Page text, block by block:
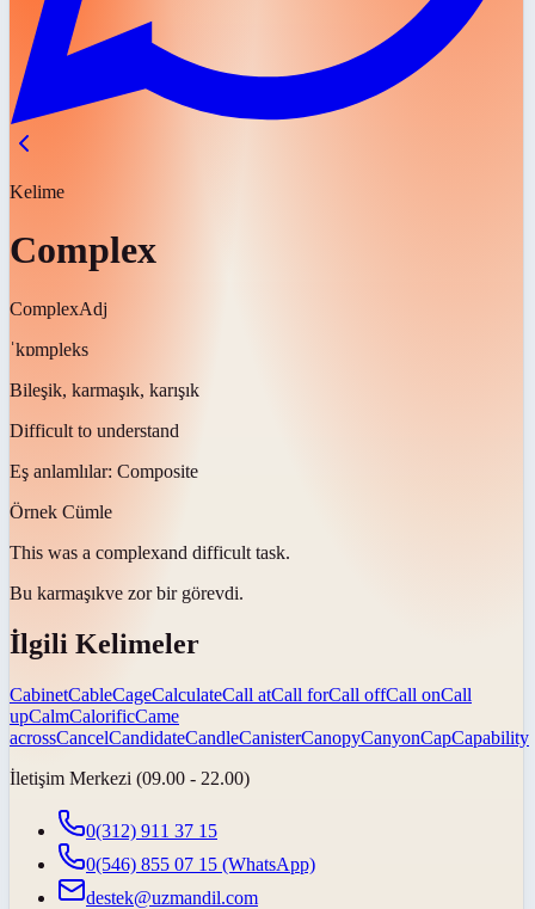
Kelime
Complex
ComplexAdj
ˈkɒmpleks
Bileşik, karmaşık, karışık
Difficult to understand
Eş anlamlılar: Composite
Örnek Cümle
This was a complexand difficult task.
Bu karmaşıkve zor bir görevdi.
İlgili Kelimeler
CabinetCableCageCalculateCall atCall forCall offCall onCall
upCalmCalorificCame
acrossCancelCandidateCandleCanisterCanopyCanyonCapCapability
İletişim Merkezi (09.00 - 22.00)
0(312) 911 37 15
0(546) 855 07 15 (WhatsApp)
destek@uzmandil.com